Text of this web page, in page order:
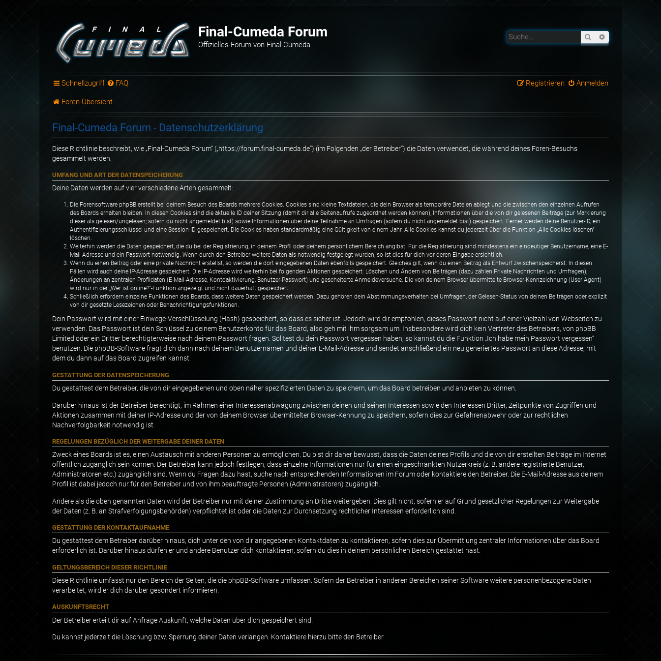
Final-Cumeda Forum
Offizielles Forum von Final Cumeda
Suche
Schnellzugriff FAQ Anmelden
Registrieren
Foren-Übersicht
Final-Cumeda Forum - Datenschutzerklärung
Diese Richtlinie beschreibt, wie „Final-Cumeda Forum“ („https://forum.final-cumeda.de“) (im Folgenden „der Betreiber“) die Daten verwendet, die während deines Foren-Besuchs
gesammelt werden.
UMFANG UND ART DER DATENSPEICHERUNG
Deine Daten werden auf vier verschiedene Arten gesammelt:
Die Forensoftware phpBB erstellt bei deinem Besuch des Boards mehrere Cookies. Cookies sind kleine Textdateien, die dein Browser als temporäre Dateien ablegt und die zwischen den einzelnen Aufrufen
des Boards erhalten bleiben. In diesen Cookies sind die aktuelle ID deiner Sitzung (damit dir alle Seitenaufrufe zugeordnet werden können), Informationen über die von dir gelesenen Beiträge (zur Markierung
dieser als gelesen/ungelesen; sofern du nicht angemeldet bist) sowie Informationen über deine Teilnahme an Umfragen (sofern du nicht angemeldet bist) gespeichert. Ferner werden deine Benutzer-ID, ein
Authentifizierungsschlüssel und eine Session-ID gespeichert. Die Cookies haben standardmäßig eine Gültigkeit von einem Jahr. Alle Cookies kannst du jederzeit über die Funktion „Alle Cookies löschen“
löschen.
Weiterhin werden die Daten gespeichert, die du bei der Registrierung, in deinem Profil oder deinem persönlichem Bereich angibst. Für die Registrierung sind mindestens ein eindeutiger Benutzername, eine E-
Mail-Adresse und ein Passwort notwendig. Wenn durch den Betreiber weitere Daten als notwendig festgelegt wurden, so ist dies für dich vor deren Eingabe ersichtlich.
Wenn du einen Beitrag oder eine private Nachricht erstellst, so werden die dort eingegebenen Daten ebenfalls gespeichert. Gleiches gilt, wenn du einen Beitrag als Entwurf zwischenspeicherst. In diesen
Fällen wird auch deine IP-Adresse gespeichert. Die IP-Adresse wird weiterhin bei folgenden Aktionen gespeichert: Löschen und Ändern von Beiträgen (dazu zählen Private Nachrichten und Umfragen),
Änderungen an zentralen Profildaten (E-Mail-Adresse, Kontoaktivierung, Benutzer-Passwort) und gescheiterte Anmeldeversuche. Die von deinem Browser übermittelte Browser-Kennzeichnung (User Agent)
wird nur in der „Wer ist online?“-Funktion angezeigt und nicht dauerhaft gespeichert.
Schließlich erfordern einzelne Funktionen des Boards, dass weitere Daten gespeichert werden. Dazu gehören dein Abstimmungsverhalten bei Umfragen, der Gelesen-Status von deinen Beiträgen oder explizit
von dir gesetzte Lesezeichen oder Benachrichtigungsfunktionen.
Dein Passwort wird mit einer Einwege-Verschlüsselung (Hash) gespeichert, so dass es sicher ist. Jedoch wird dir empfohlen, dieses Passwort nicht auf einer Vielzahl von Webseiten zu
verwenden. Das Passwort ist dein Schlüssel zu deinem Benutzerkonto für das Board, also geh mit ihm sorgsam um. Insbesondere wird dich kein Vertreter des Betreibers, von phpBB
Limited oder ein Dritter berechtigterweise nach deinem Passwort fragen. Solltest du dein Passwort vergessen haben, so kannst du die Funktion „Ich habe mein Passwort vergessen“
benutzen. Die phpBB-Software fragt dich dann nach deinem Benutzernamen und deiner E-Mail-Adresse und sendet anschließend ein neu generiertes Passwort an diese Adresse, mit
dem du dann auf das Board zugreifen kannst.
GESTATTUNG DER DATENSPEICHERUNG
Du gestattest dem Betreiber, die von dir eingegebenen und oben näher spezifizierten Daten zu speichern, um das Board betreiben und anbieten zu können.
Darüber hinaus ist der Betreiber berechtigt, im Rahmen einer Interessenabwägung zwischen deinen und seinen Interessen sowie den Interessen Dritter, Zeitpunkte von Zugriffen und
Aktionen zusammen mit deiner IP-Adresse und der von deinem Browser übermittelter Browser-Kennung zu speichern, sofern dies zur Gefahrenabwehr oder zur rechtlichen
Nachverfolgbarkeit notwendig ist.
REGELUNGEN BEZÜGLICH DER WEITERGABE DEINER DATEN
Zweck eines Boards ist es, einen Austausch mit anderen Personen zu ermöglichen. Du bist dir daher bewusst, dass die Daten deines Profils und die von dir erstellten Beiträge im Internet
öffentlich zugänglich sein können. Der Betreiber kann jedoch festlegen, dass einzelne Informationen nur für einen eingeschränkten Nutzerkreis (z. B. andere registrierte Benutzer,
Administratoren etc.) zugänglich sind. Wenn du Fragen dazu hast, suche nach entsprechenden Informationen im Forum oder kontaktiere den Betreiber. Die E-Mail-Adresse aus deinem
Profil ist dabei jedoch nur für den Betreiber und von ihm beauftragte Personen (Administratoren) zugänglich.
Andere als die oben genannten Daten wird der Betreiber nur mit deiner Zustimmung an Dritte weitergeben. Dies gilt nicht, sofern er auf Grund gesetzlicher Regelungen zur Weitergabe
der Daten (z. B. an Strafverfolgungsbehörden) verpflichtet ist oder die Daten zur Durchsetzung rechtlicher Interessen erforderlich sind.
GESTATTUNG DER KONTAKTAUFNAHME
Du gestattest dem Betreiber darüber hinaus, dich unter den von dir angegebenen Kontaktdaten zu kontaktieren, sofern dies zur Übermittlung zentraler Informationen über das Board
erforderlich ist. Darüber hinaus dürfen er und andere Benutzer dich kontaktieren, sofern du dies in deinem persönlichen Bereich gestattet hast.
GELTUNGSBEREICH DIESER RICHTLINIE
Diese Richtlinie umfasst nur den Bereich der Seiten, die die phpBB-Software umfassen. Sofern der Betreiber in anderen Bereichen seiner Software weitere personenbezogene Daten
verarbeitet, wird er dich darüber gesondert informieren.
AUSKUNFTSRECHT
Der Betreiber erteilt dir auf Anfrage Auskunft, welche Daten über dich gespeichert sind.
Du kannst jederzeit die Löschung bzw. Sperrung deiner Daten verlangen. Kontaktiere hierzu bitte den Betreiber.